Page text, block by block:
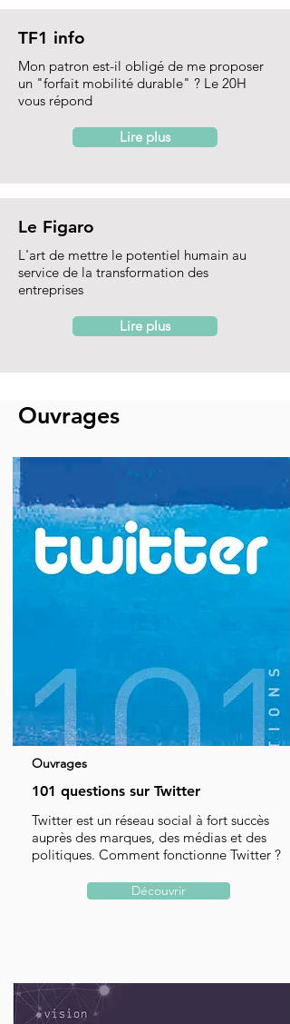
TF1 info
Mon patron est-il obligé de me proposer
un "forfait mobilité durable" ? Le 20H
vous répond
Lire plus
Le Figaro
L'art de mettre le potentiel humain au
service de la transformation des
entreprises
Lire plus
Ouvrages
Ouvrages
101 questions sur Twitter
Twitter est un réseau social à fort succès
auprès des marques, des médias et des
politiques. Comment fonctionne Twitter ?
Découvrir